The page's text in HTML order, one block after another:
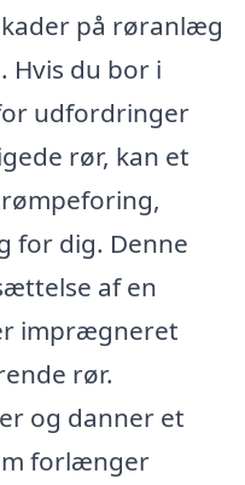
på røranlæg
Hvis du bor i
udfordringer
rør, kan et
for dig. Denne
af en
imprægneret
rør.
og danner et
forlænger